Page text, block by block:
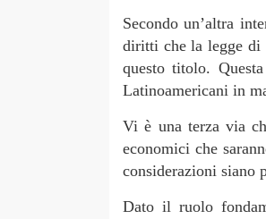
Secondo un’altra
diritti che la legge di
questo titolo.
Latinoamericani in
Vi è una terza via
economici che
considerazioni siano
Dato il ruolo